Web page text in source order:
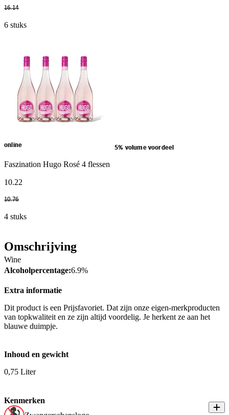
16.14
6 stuks
online 5% volume voordeel
Faszination Hugo Rosé 4 flessen
10.22
10.76
4 stuks
Omschrijving
Wine
Alcoholpercentage:6.9%
Extra informatie
Dit product is een Prijsfavoriet. Dat zijn onze eigen-merkproducten
van topkwaliteit en ze zijn altijd voordelig. Je herkent ze aan het
blauwe duimpje.
Inhoud en gewicht
0,75 Liter
Kenmerken